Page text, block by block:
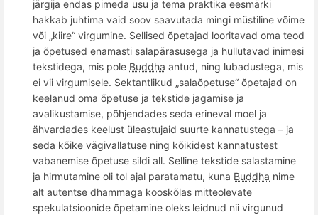
järgija endas pimeda usu ja tema praktika eesmärki
hakkab juhtima vaid soov saavutada mingi müstiline võime
või „kiire“ virgumine. Sellised õpetajad looritavad oma teod
ja õpetused enamasti salapärasusega ja hullutavad inimesi
tekstidega, mis pole Buddha antud, ning lubadustega, mis
ei vii virgumisele. Sektantlikud „salaõpetuse“ õpetajad on
keelanud oma õpetuse ja tekstide jagamise ja
avalikustamise, põhjendades seda erineval moel ja
ähvardades keelust üleastujaid suurte kannatustega – ja
seda kõike vägivallatuse ning kõikidest kannatustest
vabanemise õpetuse sildi all. Selline tekstide salastamine
ja hirmutamine oli tol ajal paratamatu, kuna Buddha nime
alt autentse dhammaga kooskõlas mitteolevate
spekulatsioonide õpetamine oleks leidnud nii virgunud